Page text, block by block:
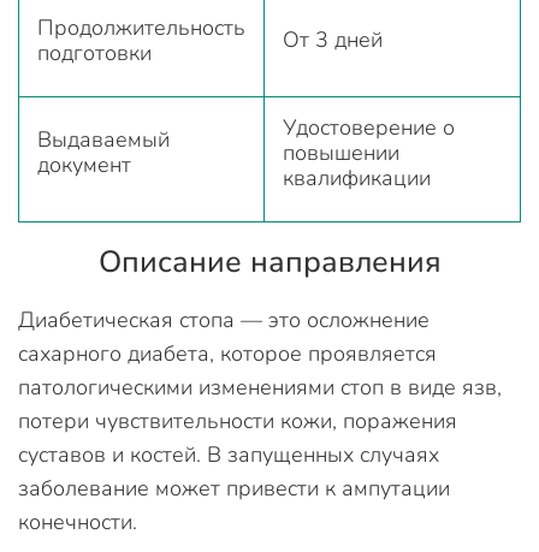
Продолжительность
подготовки
От 3 дней
Выдаваемый
документ
Удостоверение о
повышении
квалификации
Описание направления
Диабетическая стопа — это осложнение
сахарного диабета, которое проявляется
патологическими изменениями стоп в виде язв,
потери чувствительности кожи, поражения
суставов и костей. В запущенных случаях
заболевание может привести к ампутации
конечности.